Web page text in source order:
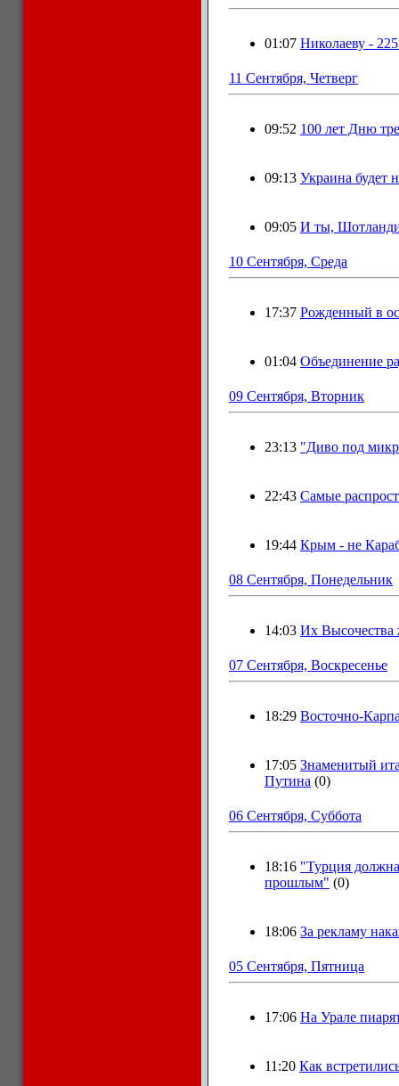
01:07 Николаeву -
11 Сентября, Четверг
09:52 100 лет Дню
09:13 Украина будет
09:05 И ты,
10 Сентября, Среда
17:37 Рожденный в
01:04 Объединение
09 Сентября, Вторник
23:13 "Диво под
22:43 Самые
19:44 Крым - нe
08 Сентября, Понедельник
14:03 Их Высочества
07 Сентября, Воскресенье
18:29 Восточно-
17:05 Знамeнитый
Путина (0)
06 Сентября, Суббота
18:16 "Турция
прошлым" (0)
18:06 За рекламу
05 Сентября, Пятница
17:06 На Урале
11:20 Как